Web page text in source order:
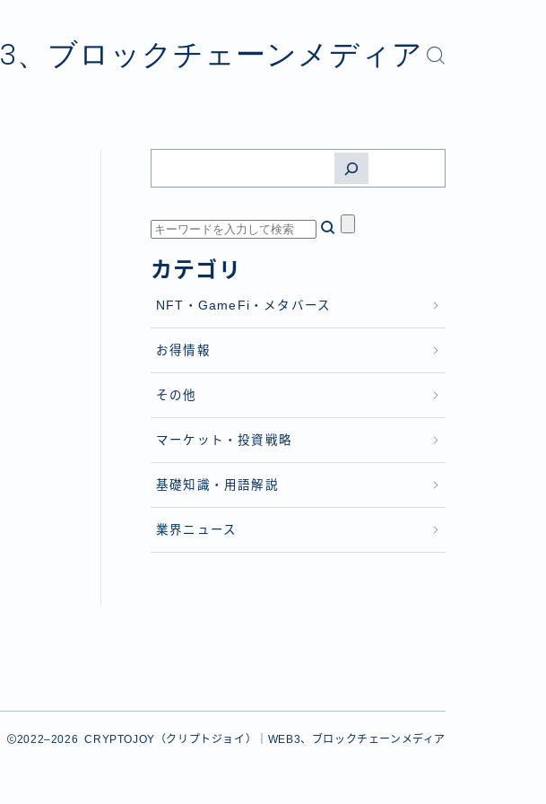
、ブロックチェーンメディア
カテゴリ
NFT・GameFi・メタバース
お得情報
その他
マーケット・投資戦略
基礎知識・用語解説
業界ニュース
2022–2026 CRYPTOJOY（クリプトジョイ）｜WEB3、ブロックチェーンメディア